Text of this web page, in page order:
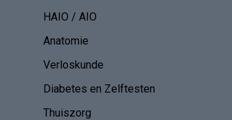
HAIO / AIO
Anatomie
Verloskunde
Diabetes en Zelftesten
Thuiszorg